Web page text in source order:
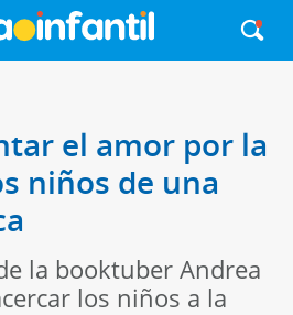
el amor por la
niños de una
la booktuber Andrea
los niños a la